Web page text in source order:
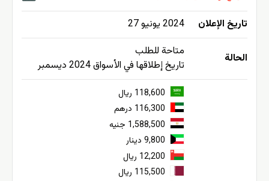
تاريخ الإعلان 2024 يونيو 27
الحالة
متاحة للطلب
تاريخ إطلاقها في الأسواق 2024 ديسمبر
118,600 ريال
116,300 درهم
1,588,500 جنيه
9,800 دينار
12,200 ريال
115,500 ريال